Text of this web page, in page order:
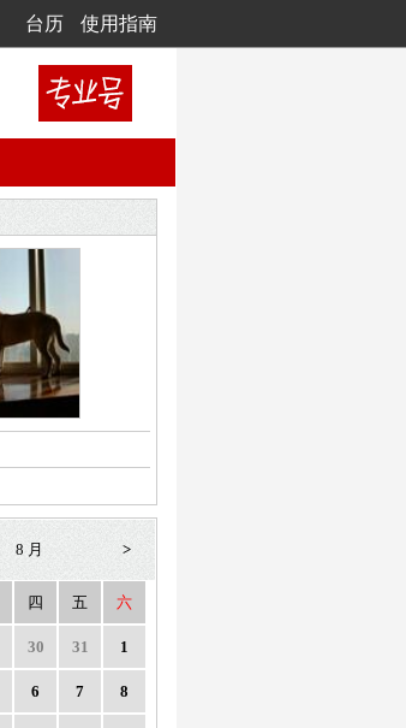
台历 使用指南
8 月 >
四 五 六
30 31 1
6 7 8